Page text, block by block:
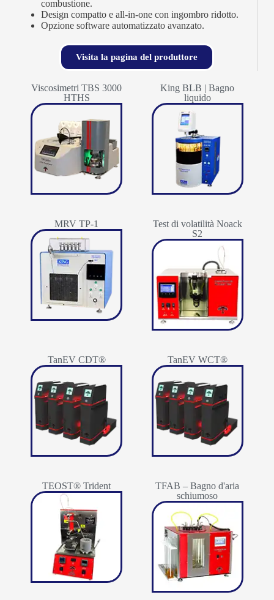
combustione.
Design compatto e all-in-one con ingombro ridotto.
Opzione software automatizzato avanzato.
Visita la pagina del produttore
Viscosimetri TBS 3000
HTHS
King BLB | Bagno
liquido
MRV TP-1
Test di volatilità Noack
S2
TanEV CDT® TanEV WCT®
TEOST® Trident
TFAB – Bagno d'aria
schiumoso